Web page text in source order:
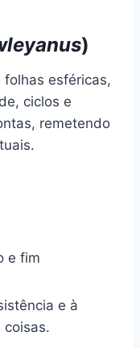
)
folhas esféricas,
ciclos e
remetendo
e fim
e à
coisas.